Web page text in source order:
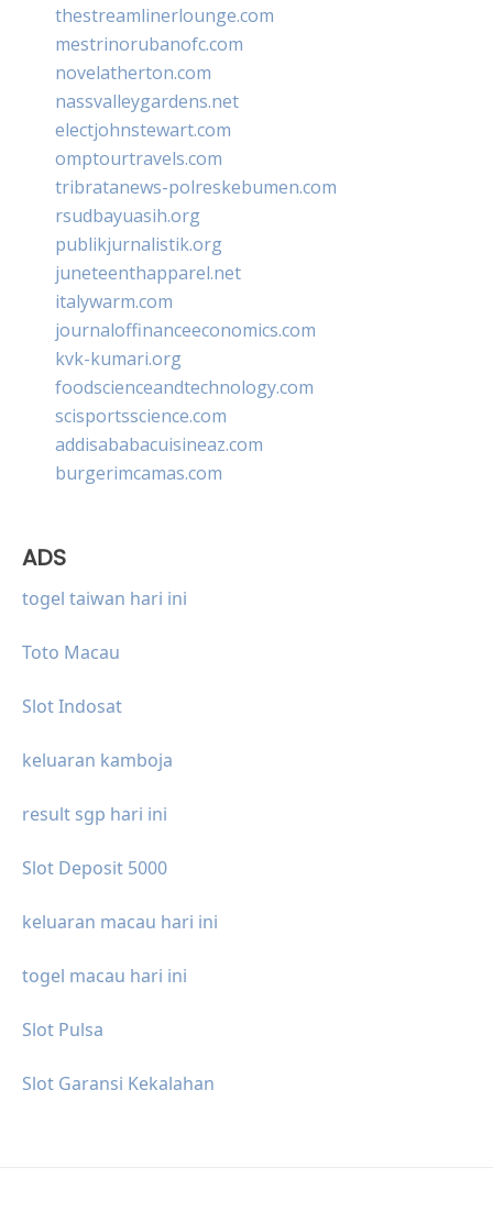
thestreamlinerlounge.com
mestrinorubanofc.com
novelatherton.com
nassvalleygardens.net
electjohnstewart.com
omptourtravels.com
tribratanews-polreskebumen.com
rsudbayuasih.org
publikjurnalistik.org
juneteenthapparel.net
italywarm.com
journaloffinanceeconomics.com
kvk-kumari.org
foodscienceandtechnology.com
scisportsscience.com
addisababacuisineaz.com
burgerimcamas.com
ADS
togel taiwan hari ini
Toto Macau
Slot Indosat
keluaran kamboja
result sgp hari ini
Slot Deposit 5000
keluaran macau hari ini
togel macau hari ini
Slot Pulsa
Slot Garansi Kekalahan